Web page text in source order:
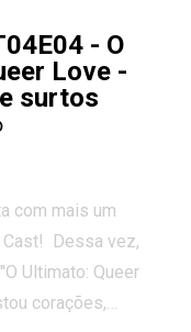
- O
Love -
surtos
com mais um
Dessa vez,
Ultimato: Queer
corações,